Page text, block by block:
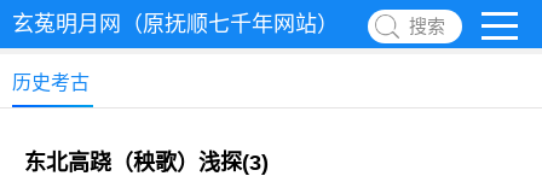
玄菟明月网（原抚顺七千年网站） 搜索
历史考古
东北高跷（秧歌）浅探(3)